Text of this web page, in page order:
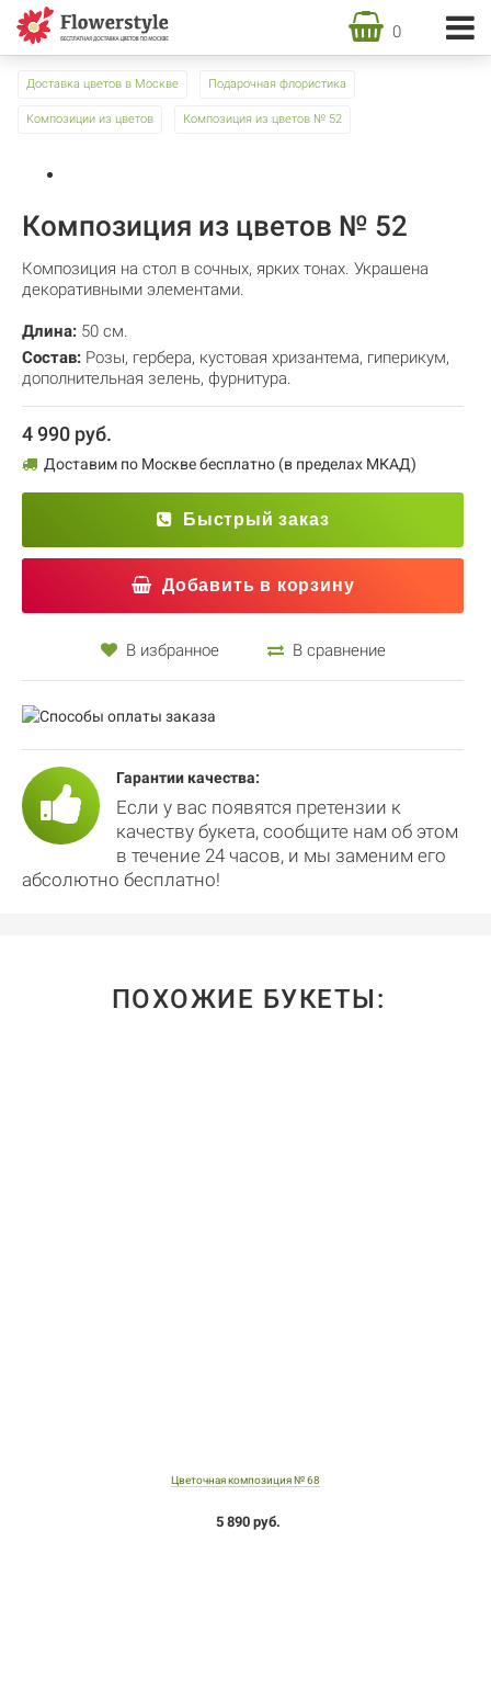
0
Доставка цветов в Москве Подарочная флористика
Композиции из цветов Композиция из цветов № 52
Композиция из цветов № 52
Композиция на стол в сочных, ярких тонах. Украшена
декоративными элементами.
Длина: 50 см.
Состав: Розы, гербера, кустовая хризантема, гиперикум,
дополнительная зелень, фурнитура.
4 990 руб.
Доставим по Москве бесплатно (в пределах МКАД)
Быстрый заказ
Добавить в корзину
В избранное В сравнение
Гарантии качества:
Если у вас появятся претензии к
качеству букета, сообщите нам об этом
в течение 24 часов, и мы заменим его
абсолютно бесплатно!
ПОХОЖИЕ БУКЕТЫ:
Цветочная композиция № 68
5 890 руб.